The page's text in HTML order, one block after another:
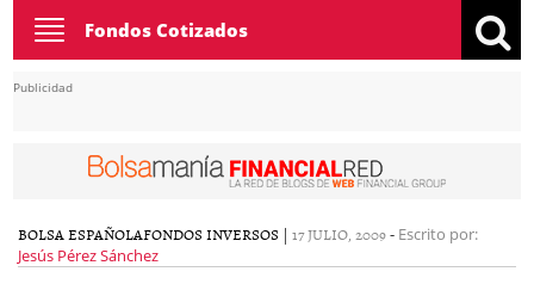
Toggle
navigation
Fondos Cotizados
Publicidad
BOLSA ESPAÑOLAFONDOS INVERSOS | 17 JULIO, 2009- Escrito por:
Jesús Pérez Sánchez